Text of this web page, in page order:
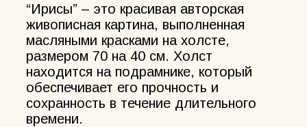
“Ирисы” – это красивая авторская
живописная картина, выполненная
масляными красками на холсте,
размером 70 на 40 см. Холст
находится на подрамнике, который
обеспечивает его прочность и
сохранность в течение длительного
времени.